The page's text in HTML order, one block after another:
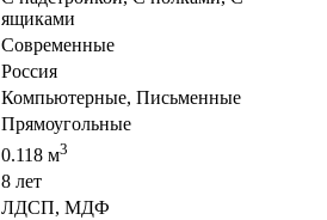
ящиками
Современные
Россия
Компьютерные, Письменные
Прямоугольные
0.118 м3
8 лет
ЛДСП, МДФ